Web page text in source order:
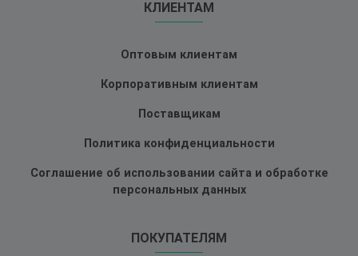
КЛИЕНТАМ
Оптовым клиентам
Корпоративным клиентам
Поставщикам
Политика конфиденциальности
Соглашение об использовании сайта и обработке
персональных данных
ПОКУПАТЕЛЯМ